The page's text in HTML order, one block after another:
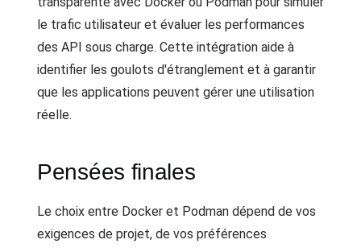
le trafic utilisateur et évaluer les performances
des API sous charge. Cette intégration aide à
identifier les goulots d'étranglement et à garantir
que les applications peuvent gérer une utilisation
réelle.
Pensées finales
Le choix entre Docker et Podman dépend de vos
exigences de projet, de vos préférences